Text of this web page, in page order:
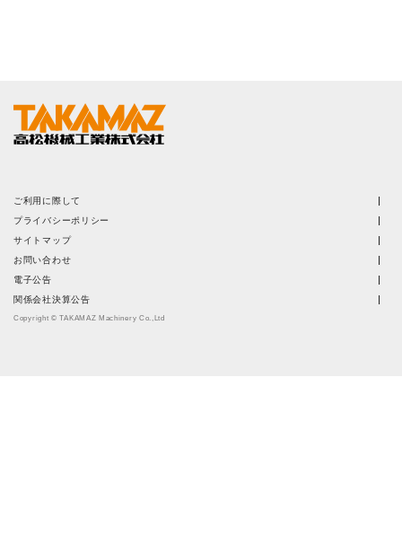
ご利用に際して
プライバシーポリシー
サイトマップ
お問い合わせ
電子公告
関係会社決算公告
Copyright © TAKAMAZ Machinery Co.,Ltd